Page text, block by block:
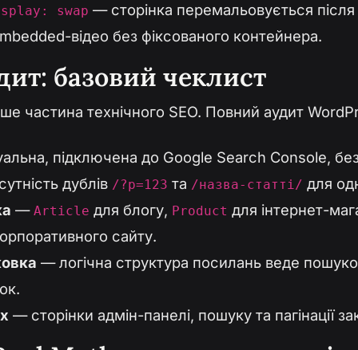
swap — сторінка перемальовується
відео без фіксованого контейнера.
базовий чеклист
частина технічного SEO. Повний аудит
підключена до Google Search Console, без
дублів /?p=123 та /назва-статті/ для
— Article для блогу, Product для інтернет-
сайту.
— логічна структура посилань веде
— сторінки адмін-панелі, пошуку та пагінації